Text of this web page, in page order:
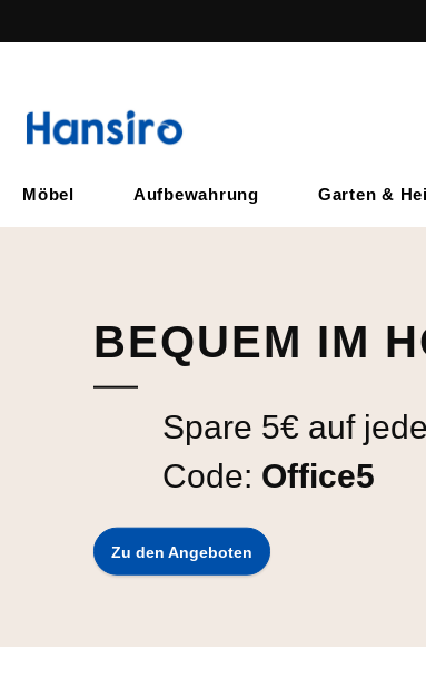
Möbel Aufbewahrung Garten &
BEQUEM IM
Spare 5€ auf
Code: Office5
Zu den Angeboten